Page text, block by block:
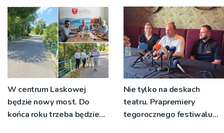
W centrum Laskowej
będzie nowy most. Do
końca roku trzeba będzie
Nie tylko na deskach
teatru. Prapremiery
tegorocznego festiwalu